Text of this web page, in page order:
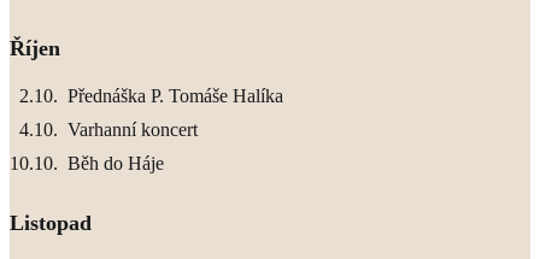
Říjen
2.10. Přednáška P. Tomáše Halíka
4.10. Varhanní koncert
10.10. Běh do Háje
Listopad